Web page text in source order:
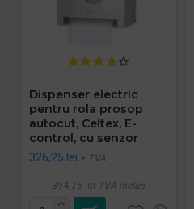
Dispenser electric
pentru rola prosop
autocut, Celtex, E-
control, cu senzor
326,25 lei + TVA
394,76 lei TVA inclus